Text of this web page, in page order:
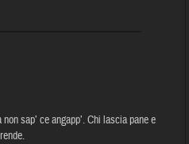
non sap’ ce angapp’. Chi lascia pane e